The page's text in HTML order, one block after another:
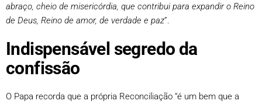
abraço, cheio de misericórdia, que contribui para expandir o Reino
de Deus, Reino de amor, de verdade e paz”.
Indispensável segredo da
confissão
O Papa recorda que a própria Reconciliação “é um bem que a